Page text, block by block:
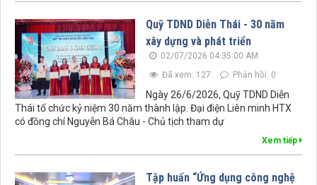
Quỹ TDND Diễn Thái - 30 năm
xây dựng và phát triển
02/07/2026 04:35:00 AM
Đã xem: 127
Phản hồi: 0
Ngày 26/6/2026, Quỹ TDND Diễn
Thái tổ chức kỷ niệm 30 năm thành lập. Đại điện Liên minh HTX
có đồng chí Nguyễn Bá Châu - Chủ tịch tham dự
Xem tiếp
Tập huấn “Ứng dụng công nghệ